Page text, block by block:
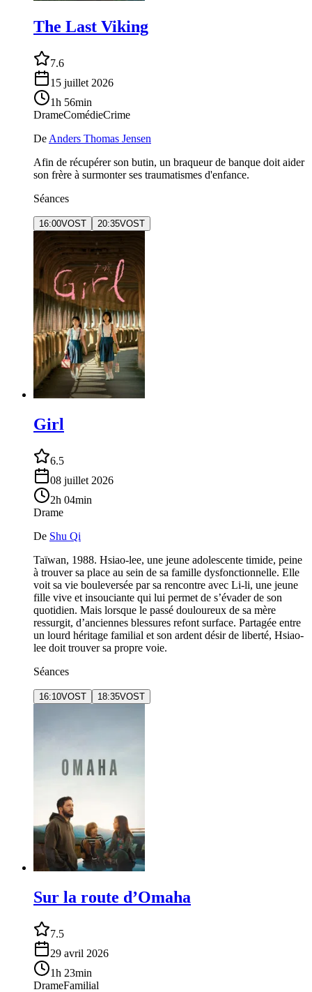
The Last Viking
7.6
15 juillet 2026
1h 56min
DrameComédieCrime
De Anders Thomas Jensen
Afin de récupérer son butin, un braqueur de banque doit aider
son frère à surmonter ses traumatismes d'enfance.
Séances
16:00VOST 20:35VOST
Girl
6.5
08 juillet 2026
2h 04min
Drame
De Shu Qi
Taïwan, 1988. Hsiao-lee, une jeune adolescente timide, peine
à trouver sa place au sein de sa famille dysfonctionnelle. Elle
voit sa vie bouleversée par sa rencontre avec Li-li, une jeune
fille vive et insouciante qui lui permet de s’évader de son
quotidien. Mais lorsque le passé douloureux de sa mère
ressurgit, d’anciennes blessures refont surface. Partagée entre
un lourd héritage familial et son ardent désir de liberté, Hsiao-
lee doit trouver sa propre voie.
Séances
16:10VOST 18:35VOST
Sur la route d’Omaha
7.5
29 avril 2026
1h 23min
DrameFamilial